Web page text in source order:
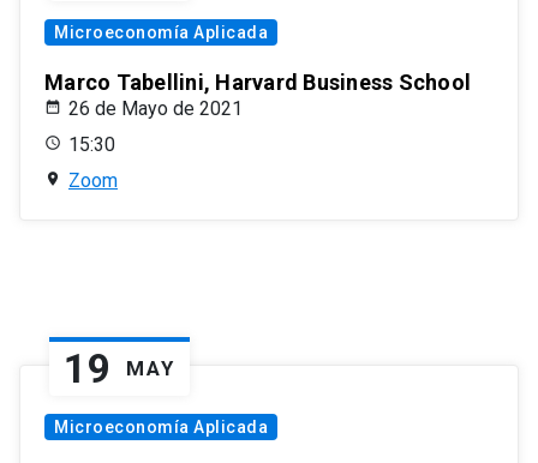
Microeconomía Aplicada
Marco Tabellini, Harvard Business School
26 de Mayo de 2021
15:30
Zoom
19 MAY
Microeconomía Aplicada